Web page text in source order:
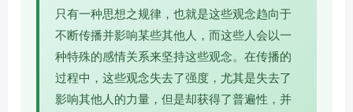
只有一种思想之规律，也就是这些观念趋向于
不断传播并影响某些其他人，而这些人会以一
种特殊的感情关系来坚持这些观念。在传播的
过程中，这些观念失去了强度，尤其是失去了
影响其他人的力量，但是却获得了普遍性，并